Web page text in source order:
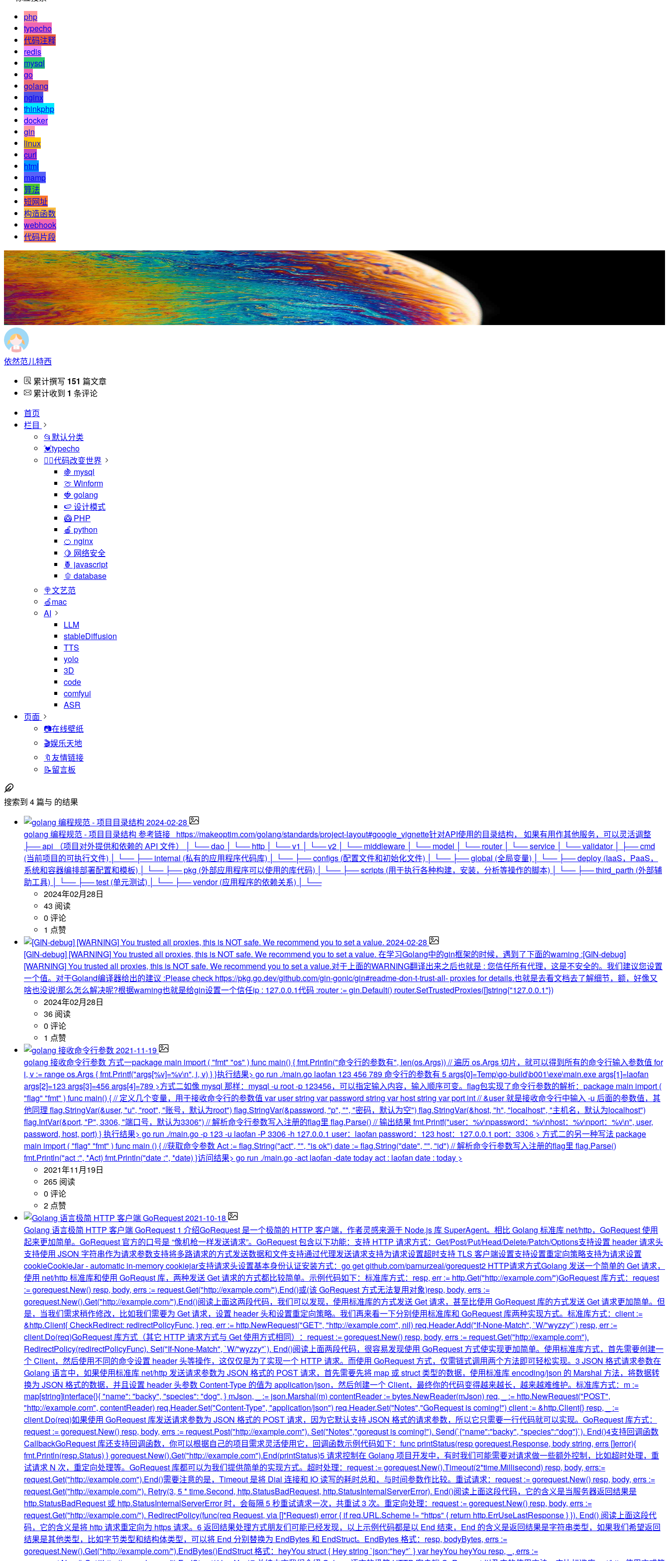
php
typecho
代码注释
redis
mysql
go
golang
nginx
thinkphp
docker
gin
linux
curl
html
mamp
算法
短网址
构造函数
webhook
代码片段
依然范儿特西
累计撰写 151 篇文章
累计收到 1 条评论
首页
栏目
📂默认分类
💓typecho
🏳️‍🌈代码改变世界
🍇 mysql
🍈 Winform
🍓 golang
🍉 设计模式
🥝 PHP
🍎 python
🍊 nginx
🍋 网络安全
🍍 javascript
🫑 database
🍭文艺范
🍏mac
AI
LLM
stableDiffusion
TTS
yolo
3D
code
comfyui
ASR
页面
📷在线壁纸
🎬娱乐天地
🔖友情链接
📝留言板
搜索到 4篇与 的结果
2024-02-28
golang 编程规范 - 项目目录结构 参考链接 https://makeoptim.com/golang/standards/project-layout#google_vignette针对API使用的目录结构， 如果有用作其他服务，可以灵活调整
├── api （项目对外提供和依赖的 API 文件） │ └── dao │ └── http │ └── v1 │ └── v2 │ └── middleware │ └── model │ └── router │ └── service │ └── validator │ ├── cmd
(当前项目的可执行文件) │ └── ├── internal (私有的应用程序代码库) │ └── ├── configs (配置文件和初始化文件) │ └── ├── global (全局变量) │ └── ├── deploy (IaaS，PaaS，
系统和容器编排部署配置和模板) │ └── ├── pkg (外部应用程序可以使用的库代码) │ └── ├── scripts (用于执行各种构建，安装，分析等操作的脚本) │ └── ├── third_parth (外部辅
助工具) │ └── ├── test (单元测试) │ └── ├── vendor (应用程序的依赖关系) │ └──
2024年02月28日
43 阅读
0 评论
1 点赞
2024-02-28
[GIN-debug] [WARNING] You trusted all proxies, this is NOT safe. We recommend you to set a value. 在学习Golang中的gin框架的时候，遇到了下面的warning :[GIN-debug]
[WARNING] You trusted all proxies, this is NOT safe. We recommend you to set a value.对于上面的WARNING翻译出来之后也就是 : 您信任所有代理，这是不安全的。我们建议您设置
一个值。对于Goland编译器给出的建议 :Please check https://pkg.go.dev/github.com/gin-gonic/gin#readme-don-t-trust-all- proxies for details.也就是去看文档去了解细节，额，好像又
啥也没说!那么怎么解决呢?根据warning也就是给gin设置一个信任ip : 127.0.0.1代码 :router := gin.Default() router.SetTrustedProxies([]string{"127.0.0.1"})
2024年02月28日
36 阅读
0 评论
1 点赞
2021-11-19
golang 接收命令行参数 方式一package main import ( "fmt" "os" ) func main() { fmt.Println("命令行的参数有", len(os.Args)) // 遍历 os.Args 切片，就可以得到所有的命令行输入参数值 for
i, v := range os.Args { fmt.Printf("args[%v]=%v\n", i, v) } }执行结果> go run ./main.go laofan 123 456 789 命令行的参数有 5 args[0]=Temp\go-build\b001\exe\main.exe args[1]=laofan
args[2]=123 args[3]=456 args[4]=789 >方式二如像 mysql 那样：mysql -u root -p 123456，可以指定输入内容，输入顺序可变。flag包实现了命令行参数的解析：package main import (
"flag" "fmt" ) func main() { // 定义几个变量，用于接收命令行的参数值 var user string var password string var host string var port int // &user 就是接收命令行中输入 -u 后面的参数值，其
他同理 flag.StringVar(&user, "u", "root", "账号，默认为root") flag.StringVar(&password, "p", "", "密码，默认为空") flag.StringVar(&host, "h", "localhost", "主机名，默认为localhost")
flag.IntVar(&port, "P", 3306, "端口号，默认为3306") // 解析命令行参数写入注册的flag里 flag.Parse() // 输出结果 fmt.Printf("user：%v\npassword：%v\nhost：%v\nport：%v\n", user,
password, host, port) } 执行结果> go run ./main.go -p 123 -u laofan -P 3306 -h 127.0.0.1 user：laofan password：123 host：127.0.0.1 port：3306 > 方式二的另一种写法 package
main import ( "flag" "fmt" ) func main () { //获取命令参数 Act := flag.String("act", "", "is ok") date := flag.String("date", "", "id") // 解析命令行参数写入注册的flag里 flag.Parse()
fmt.Println("act :", *Act) fmt.Println("date :", *date) }访问结果> go run ./main.go -act laofan -date today act : laofan date : today >
2021年11月19日
265 阅读
0 评论
2 点赞
2021-10-18
Golang 语言极简 HTTP 客户端 GoRequest 1 介绍GoRequest 是一个极简的 HTTP 客户端，作者灵感来源于 Node.js 库 SuperAgent。相比 Golang 标准库 net/http，GoRequest 使用
起来更加简单。GoRequest 官方的口号是 “像机枪一样发送请求”。GoRequest 包含以下功能：支持 HTTP 请求方式：Get/Post/Put/Head/Delete/Patch/Options支持设置 header 请求头
支持使用 JSON 字符串作为请求参数支持将多路请求的方式发送数据和文件支持通过代理发送请求支持为请求设置超时支持 TLS 客户端设置支持设置重定向策略支持为请求设置
cookieCookieJar - automatic in-memory cookiejar支持请求头设置基本身份认证安装方式：go get github.com/parnurzeal/gorequest2 HTTP请求方式Golang 发送一个简单的 Get 请求，
使用 net/http 标准库和使用 GoRequst 库，两种发送 Get 请求的方式都比较简单。示例代码如下：标准库方式：resp, err := http.Get("http://example.com/")GoRequest 库方式：request
:= gorequest.New() resp, body, errs := request.Get("http://example.com/").End()或(该 GoRequest 方式无法复用对象)resp, body, errs :=
gorequest.New().Get("http://example.com/").End()阅读上面这两段代码，我们可以发现，使用标准库的方式发送 Get 请求，甚至比使用 GoRequest 库的方式发送 Get 请求更加简单。但
是，当我们需求稍作修改，比如我们需要为 Get 请求，设置 header 头和设置重定向策略。我们再来看一下分别使用标准库和 GoRequest 库两种实现方式。标准库方式：client :=
&http.Client{ CheckRedirect: redirectPolicyFunc, } req, err := http.NewRequest("GET", "http://example.com", nil) req.Header.Add("If-None-Match", `W/"wyzzy"`) resp, err :=
client.Do(req)GoRequest 库方式（其它 HTTP 请求方式与 Get 使用方式相同）：request := gorequest.New() resp, body, errs := request.Get("http://example.com").
RedirectPolicy(redirectPolicyFunc). Set("If-None-Match", `W/"wyzzy"`). End()阅读上面两段代码，很容易发现使用 GoRequest 方式使实现更加简单。使用标准库方式，首先需要创建一
个 Client，然后使用不同的命令设置 header 头等操作，这仅仅是为了实现一个 HTTP 请求。而使用 GoRequest 方式，仅需链式调用两个方法即可轻松实现。3 JSON 格式请求参数在
Golang 语言中，如果使用标准库 net/http 发送请求参数为 JSON 格式的 POST 请求，首先需要先将 map 或 struct 类型的数据，使用标准库 encoding/json 的 Marshal 方法，将数据转
换为 JSON 格式的数据，并且设置 header 头参数 Content-Type 的值为 application/json，然后创建一个 Client，最终你的代码变得越来越长，越来越难维护。标准库方式：m :=
map[string]interface{}{ "name": "backy", "species": "dog", } mJson, _ := json.Marshal(m) contentReader := bytes.NewReader(mJson) req, _ := http.NewRequest("POST",
"http://example.com", contentReader) req.Header.Set("Content-Type", "application/json") req.Header.Set("Notes","GoRequest is coming!") client := &http.Client{} resp, _ :=
client.Do(req)如果使用 GoRequest 库发送请求参数为 JSON 格式的 POST 请求，因为它默认支持 JSON 格式的请求参数，所以它只需要一行代码就可以实现。GoRequest 库方式：
request := gorequest.New() resp, body, errs := request.Post("http://example.com"). Set("Notes","gorequst is coming!"). Send(`{"name":"backy", "species":"dog"}`). End()4支持回调函数
CallbackGoRequest 库还支持回调函数，你可以根据自己的项目需求灵活使用它，回调函数示例代码如下：func printStatus(resp gorequest.Response, body string, errs []error){
fmt.Println(resp.Status) } gorequest.New().Get("http://example.com").End(printStatus)5 请求控制在 Golang 项目开发中，有时我们可能需要对请求做一些额外控制，比如超时处理，重
试请求 N 次，重定向处理等。GoRequest 库都可以为我们提供简单的实现方式。超时处理：request := gorequest.New().Timeout(2*time.Millisecond) resp, body, errs:=
request.Get("http://example.com").End()需要注意的是，Timeout 是将 Dial 连接和 IO 读写的耗时总和，与时间参数作比较。重试请求：request := gorequest.New() resp, body, errs :=
request.Get("http://example.com/"). Retry(3, 5 * time.Second, http.StatusBadRequest, http.StatusInternalServerError). End()阅读上面这段代码，它的含义是当服务器返回结果是
http.StatusBadRequest 或 http.StatusInternalServerError 时，会每隔 5 秒重试请求一次，共重试 3 次。重定向处理：request := gorequest.New() resp, body, errs :=
request.Get("http://example.com/"). RedirectPolicy(func(req Request, via []*Request) error { if req.URL.Scheme != "https" { return http.ErrUseLastResponse } }). End() 阅读上面这段代
码，它的含义是将 http 请求重定向为 https 请求。6 返回结果处理方式朋友们可能已经发现，以上示例代码都是以 End 结束，End 的含义是返回结果是字符串类型，如果我们希望返回
结果是其他类型，比如字节类型和结构体类型，可以将 End 分别替换为 EndBytes 和 EndStruct。EndBytes 格式：resp, bodyBytes, errs :=
gorequest.New().Get("http://example.com/").EndBytes()EndStruct 格式：heyYou struct { Hey string `json:"hey"` } var heyYou heyYou resp, _, errs :=